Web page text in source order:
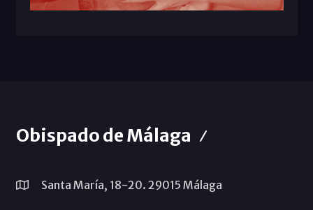
Obispado de Málaga
Santa María, 18-20. 29015 Málaga